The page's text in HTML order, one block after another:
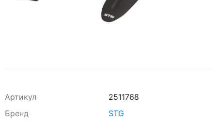
Артикул
2511768
Бренд
STG